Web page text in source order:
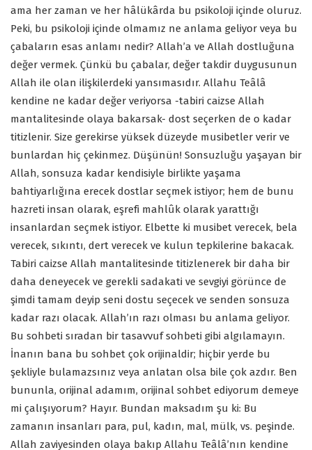
ama her zaman ve her hâlükârda bu psikoloji içinde oluruz.
Peki, bu psikoloji içinde olmamız ne anlama geliyor veya bu
çabaların esas anlamı nedir? Allah’a ve Allah dostluğuna
değer vermek. Çünkü bu çabalar, değer takdir duygusunun
Allah ile olan ilişkilerdeki yansımasıdır. Allahu Teâlâ
kendine ne kadar değer veriyorsa -tabiri caizse Allah
mantalitesinde olaya bakarsak- dost seçerken de o kadar
titizlenir. Size gerekirse yüksek düzeyde musibetler verir ve
bunlardan hiç çekinmez. Düşünün! Sonsuzluğu yaşayan bir
Allah, sonsuza kadar kendisiyle birlikte yaşama
bahtiyarlığına erecek dostlar seçmek istiyor; hem de bunu
hazreti insan olarak, eşrefi mahlûk olarak yarattığı
insanlardan seçmek istiyor. Elbette ki musibet verecek, bela
verecek, sıkıntı, dert verecek ve kulun tepkilerine bakacak.
Tabiri caizse Allah mantalitesinde titizlenerek bir daha bir
daha deneyecek ve gerekli sadakati ve sevgiyi görünce de
şimdi tamam deyip seni dostu seçecek ve senden sonsuza
kadar razı olacak. Allah’ın razı olması bu anlama geliyor.
Bu sohbeti sıradan bir tasavvuf sohbeti gibi algılamayın.
İnanın bana bu sohbet çok orijinaldir; hiçbir yerde bu
şekliyle bulamazsınız veya anlatan olsa bile çok azdır. Ben
bununla, orijinal adamım, orijinal sohbet ediyorum demeye
mi çalışıyorum? Hayır. Bundan maksadım şu ki: Bu
zamanın insanları para, pul, kadın, mal, mülk, vs. peşinde.
Allah zaviyesinden olaya bakıp Allahu Teâlâ’nın kendine